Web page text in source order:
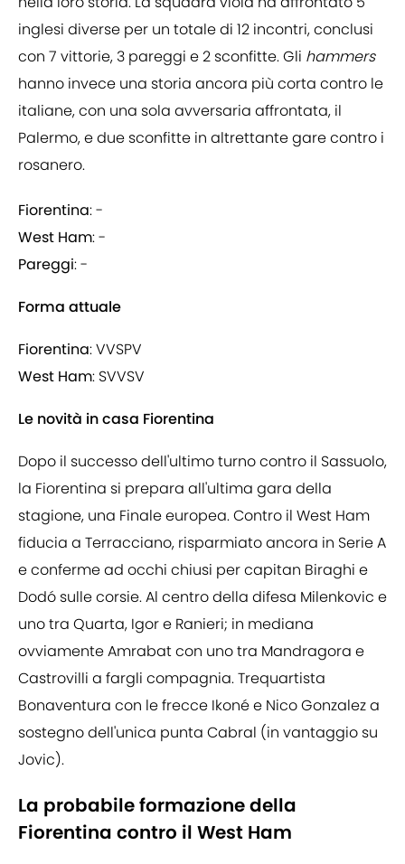
inglesi diverse per un totale di 12 incontri, conclusi
con 7 vittorie, 3 pareggi e 2 sconfitte. Gli hammers
hanno invece una storia ancora più corta contro le
italiane, con una sola avversaria affrontata, il
Palermo, e due sconfitte in altrettante gare contro i
rosanero.
Fiorentina: -
West Ham: -
Pareggi: -
Forma attuale
Fiorentina: VVSPV
West Ham: SVVSV
Le novità in casa Fiorentina
Dopo il successo dell'ultimo turno contro il Sassuolo,
la Fiorentina si prepara all'ultima gara della
stagione, una Finale europea. Contro il West Ham
fiducia a Terracciano, risparmiato ancora in Serie A
e conferme ad occhi chiusi per capitan Biraghi e
Dodó sulle corsie. Al centro della difesa Milenkovic e
uno tra Quarta, Igor e Ranieri; in mediana
ovviamente Amrabat con uno tra Mandragora e
Castrovilli a fargli compagnia. Trequartista
Bonaventura con le frecce Ikoné e Nico Gonzalez a
sostegno dell'unica punta Cabral (in vantaggio su
Jovic).
La probabile formazione della
Fiorentina contro il West Ham